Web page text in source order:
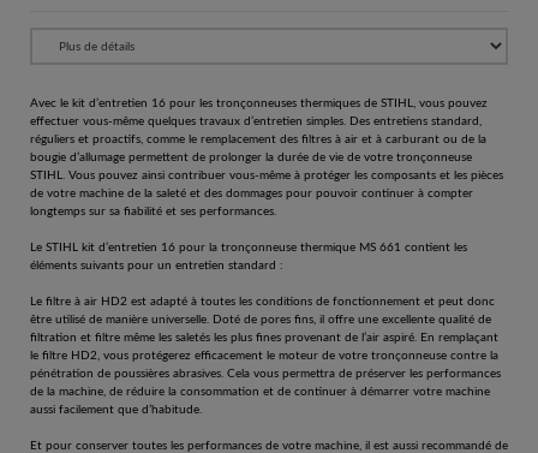
Avec le kit d’entretien 16 pour les tronçonneuses thermiques de STIHL, vous pouvez
effectuer vous-même quelques travaux d’entretien simples. Des entretiens standard,
réguliers et proactifs, comme le remplacement des filtres à air et à carburant ou de la
bougie d’allumage permettent de prolonger la durée de vie de votre tronçonneuse
STIHL. Vous pouvez ainsi contribuer vous-même à protéger les composants et les pièces
de votre machine de la saleté et des dommages pour pouvoir continuer à compter
longtemps sur sa fiabilité et ses performances.
Le STIHL kit d’entretien 16 pour la tronçonneuse thermique MS 661 contient les
éléments suivants pour un entretien standard :
Le filtre à air HD2 est adapté à toutes les conditions de fonctionnement et peut donc
être utilisé de manière universelle. Doté de pores fins, il offre une excellente qualité de
filtration et filtre même les saletés les plus fines provenant de l’air aspiré. En remplaçant
le filtre HD2, vous protégerez efficacement le moteur de votre tronçonneuse contre la
pénétration de poussières abrasives. Cela vous permettra de préserver les performances
de la machine, de réduire la consommation et de continuer à démarrer votre machine
aussi facilement que d’habitude.
Et pour conserver toutes les performances de votre machine, il est aussi recommandé de